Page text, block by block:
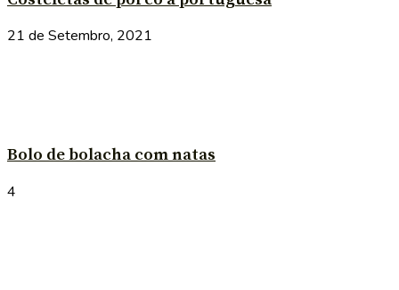
21 de Setembro, 2021
Bolo de bolacha com natas
4